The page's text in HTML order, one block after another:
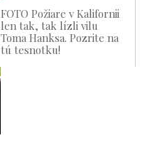
FOTO Požiare v Kalifornii
len tak, tak lízli vilu
Toma Hanksa. Pozrite na
tú tesnotku!